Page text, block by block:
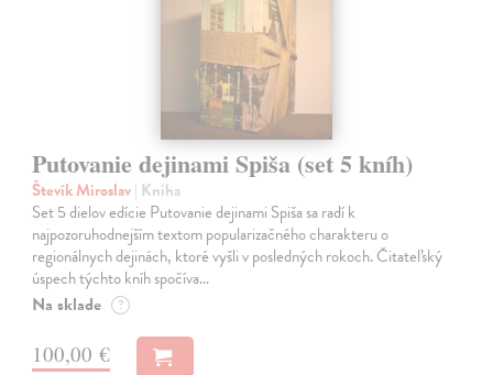
Putovanie dejinami Spiša (set 5 kníh)
Števík Miroslav| Kniha
Set 5 dielov edície Putovanie dejinami Spiša sa radí k
najpozoruhodnejším textom popularizačného charakteru o
regionálnych dejinách, ktoré vyšli v posledných rokoch. Čitateľský
úspech týchto kníh spočíva…
Na sklade ?
100,00 €